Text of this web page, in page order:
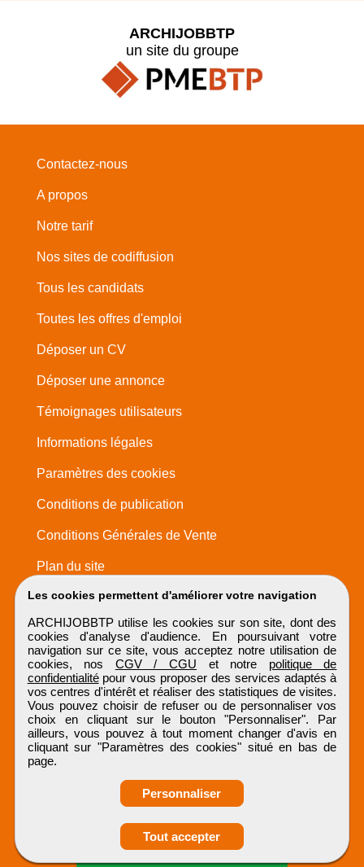
Candidature spontanée
Les cookies permettent d'améliorer votre navigation
ARCHIJOBBTP utilise les cookies sur son site, dont des
cookies d'analyse d'audience. En poursuivant votre
navigation sur ce site, vous acceptez notre utilisation de
cookies, nos CGV / CGU et notre politique de
confidentialitépour vous proposer des services adaptés à
vos centres d'intérêt et réaliser des statistiques de visites.
Vous pouvez choisir de refuser ou de personnaliser vos
choix en cliquant sur le bouton "Personnaliser". Par
ailleurs, vous pouvez à tout moment changer d'avis en
cliquant sur "Paramètres des cookies" situé en bas de
page.
Personnaliser
Tout accepter
ARCHIJOBBTP
un site du groupe
Contactez-nous
A propos
Notre tarif
Nos sites de codiffusion
Tous les candidats
Toutes les offres d'emploi
Déposer un CV
Déposer une annonce
Témoignages utilisateurs
Informations légales
Paramètres des cookies
Conditions de publication
Conditions Générales de Vente
Plan du site
ARCHIJOBBTP
Tous droits réservés © 1999 - 2026